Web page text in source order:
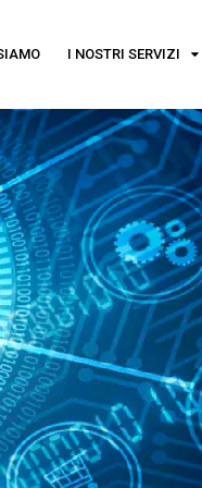
I NOSTRI SERVIZI